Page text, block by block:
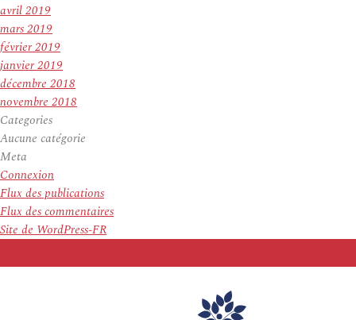
avril 2019
mars 2019
février 2019
janvier 2019
décembre 2018
novembre 2018
Categories
Aucune catégorie
Meta
Connexion
Flux des publications
Flux des commentaires
Site de WordPress-FR